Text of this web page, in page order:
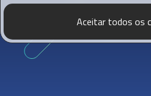
Aceitar todos os